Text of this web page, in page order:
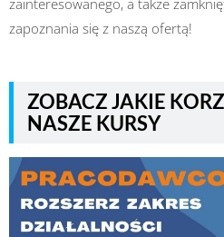
zapoznania się z naszą ofertą!
ZOBACZ JAKIE
NASZE KURSY